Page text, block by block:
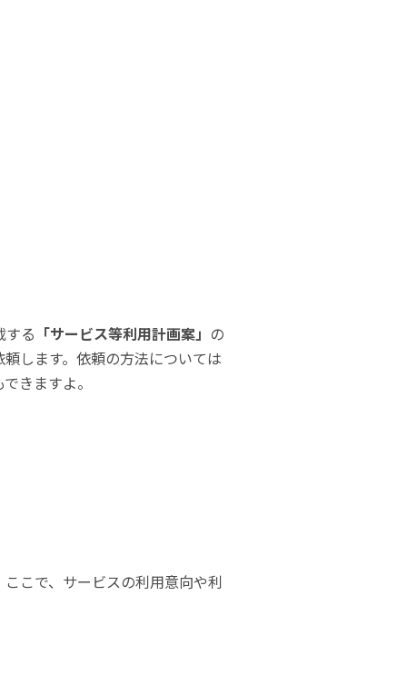
する 「サービス等利用計画案」 の
します。依頼の方法については
きますよ。
こで、サービスの利用意向や利